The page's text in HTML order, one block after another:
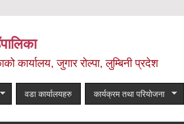
कार्यालय, जुगार रोल्पा, लुम्बिनी प्रदेश
वडा कार्यालयहरु कार्यक्रम तथा परियोजना